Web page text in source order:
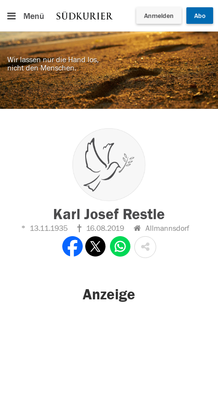
Menü Anmelden Abo
Wir lassen nur die Hand los,
nicht den Menschen.
Karl Josef Restle
13.11.1935 16.08.2019 Allmannsdorf
Anzeige